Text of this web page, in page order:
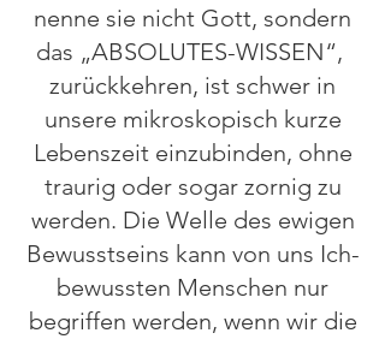
nenne sie nicht Gott, sondern
das „ABSOLUTES-WISSEN“,
zurückkehren, ist schwer in
unsere mikroskopisch kurze
Lebenszeit einzubinden, ohne
traurig oder sogar zornig zu
werden. Die Welle des ewigen
Bewusstseins kann von uns Ich-
bewussten Menschen nur
begriffen werden, wenn wir die